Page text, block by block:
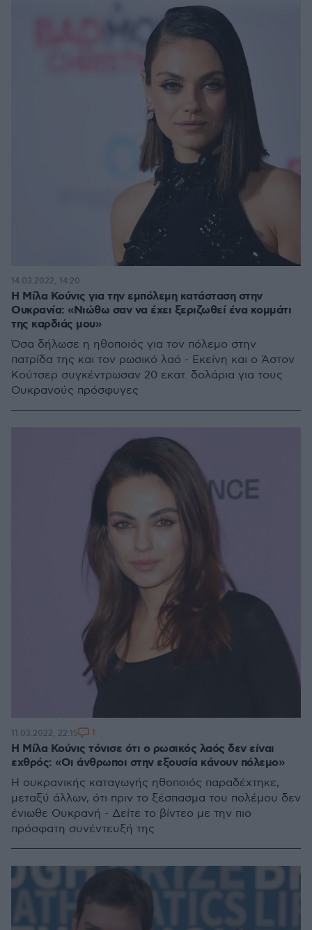
Η Μίλα Κούνις για την εμπόλεμη κατάσταση στην
Ουκρανία: «Νιώθω σαν να έχει ξεριζωθεί ένα κομμάτι
της καρδιάς μου»
Όσα δήλωσε η ηθοποιός για τον πόλεμο στην
πατρίδα της και τον ρωσικό λαό - Εκείνη και ο Άστον
Κούτσερ συγκέντρωσαν 20 εκατ. δολάρια για τους
Ουκρανούς πρόσφυγες
14.03.2022, 14:20
Η Μίλα Κούνις τόνισε ότι ο ρωσικός λαός δεν είναι
εχθρός: «Οι άνθρωποι στην εξουσία κάνουν πόλεμο»
Η ουκρανικής καταγωγής ηθοποιός παραδέχτηκε,
μεταξύ άλλων, ότι πριν το ξέσπασμα του πολέμου δεν
ένιωθε Ουκρανή - Δείτε το βίντεο με την πιο
πρόσφατη συνέντευξή της
11.03.2022, 22:15 1